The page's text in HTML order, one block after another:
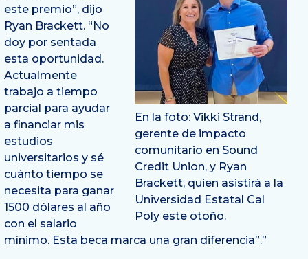
En la foto: Vikki Strand,
gerente de impacto
comunitario en Sound
Credit Union, y Ryan
Brackett, quien asistirá a la
Universidad Estatal Cal
Poly este otoño.
este premio”, dijo
Ryan Brackett. “No
doy por sentada
esta oportunidad.
Actualmente
trabajo a tiempo
parcial para ayudar
a financiar mis
estudios
universitarios y sé
cuánto tiempo se
necesita para ganar
1500 dólares al año
con el salario
mínimo. Esta beca marca una gran diferencia”.”